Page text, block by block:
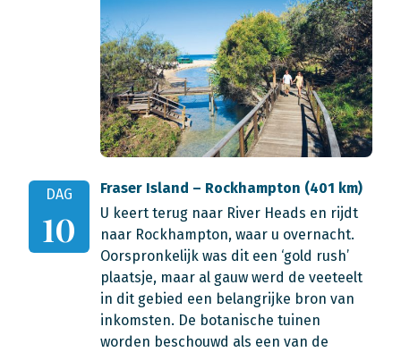
DAG
10
Fraser Island – Rockhampton (401 km)
U keert terug naar River Heads en rijdt
naar Rockhampton, waar u overnacht.
Oorspronkelijk was dit een ‘gold rush’
plaatsje, maar al gauw werd de veeteelt
in dit gebied een belangrijke bron van
inkomsten. De botanische tuinen
worden beschouwd als een van de